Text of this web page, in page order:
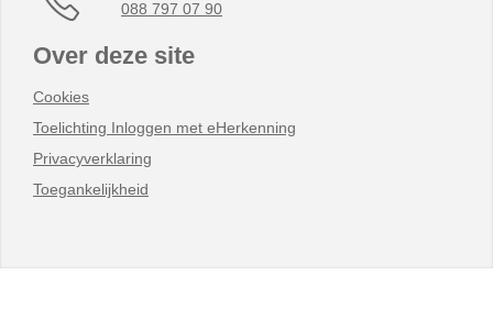
088 797 07 90
Over deze site
Cookies
Toelichting Inloggen met eHerkenning
Privacyverklaring
Toegankelijkheid